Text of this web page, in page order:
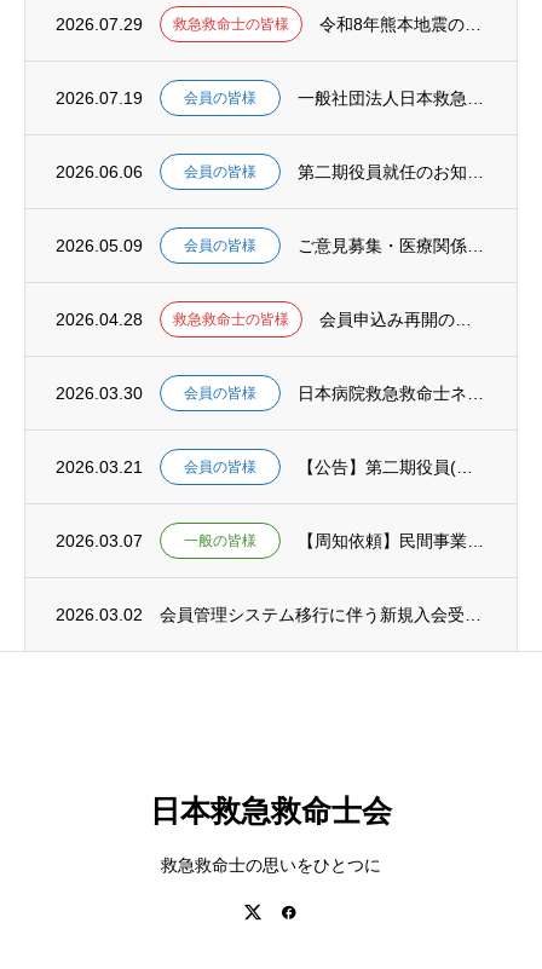
2026.07.29 救急救命士の皆様
2026.07.19 会員の皆様
2026.06.06 会員の皆様
2026.05.09 会員の皆様
2026.04.28 救急救命士の皆様
2026.03.30 会員の皆様
2026.03.21 会員の皆様
2026.03.07 一般の皆様
2026.03.02
日本救急救命士会
救急救命士の思いをひとつに